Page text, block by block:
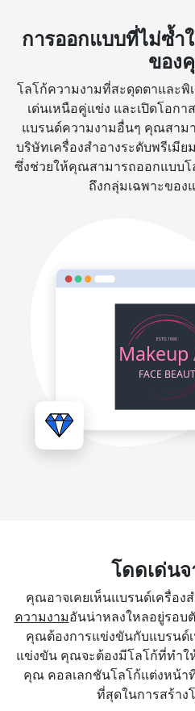
การออกแบบที่ไม่ซ้ำ
ของ
โลโก้ความงามที่สะดุดตาและพิ
เด่นเหนือคู่แข่ง และเปิดโอก
แบรนด์ความงามอื่นๆ คุณสาม
บริษัทเครื่องสำอางระดับพรีเมี
ซึ่งช่วยให้คุณสามารถออกแบบโ
ถึงกลุ่มเฉพาะขอ
โดดเด่น
คุณอาจเคยเห็นแบรนด์เครื่อง
ความงามอันน่าหลงใหลอยู่รอบ
คุณต้องการแข่งขันกับแบรนด์
แข่งขัน คุณจะต้องมีโลโก้ที่ทำใ
คุณ คอลเลกชันโลโก้แต่งหน้า
ที่สุดในการสร้าง